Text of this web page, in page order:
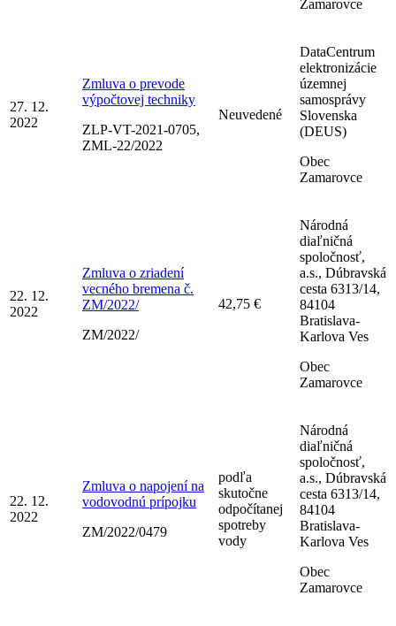
Zamarovce
27. 12.
2022
Zmluva o prevode
výpočtovej techniky
ZLP-VT-2021-0705,
ZML-22/2022
Neuvedené
DataCentrum
elektronizácie
územnej
samosprávy
Slovenska
(DEUS)
Obec
Zamarovce
22. 12.
2022
Zmluva o zriadení
vecného bremena č.
ZM/2022/
ZM/2022/
42,75 €
Národná
diaľničná
spoločnosť,
a.s., Dúbravská
cesta 6313/14,
84104
Bratislava-
Karlova Ves
Obec
Zamarovce
22. 12.
2022
Zmluva o napojení na
vodovodnú prípojku
ZM/2022/0479
podľa
skutočne
odpočítanej
spotreby
vody
Národná
diaľničná
spoločnosť,
a.s., Dúbravská
cesta 6313/14,
84104
Bratislava-
Karlova Ves
Obec
Zamarovce